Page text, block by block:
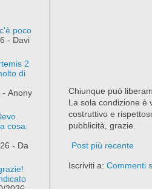
Chiunque può
La sola condizione è
costruttivo e
pubblicità, grazie.
Post più recente
Iscriviti a: Commenti
poco
- Davi
2
di
- Anony
cosa:
- Da